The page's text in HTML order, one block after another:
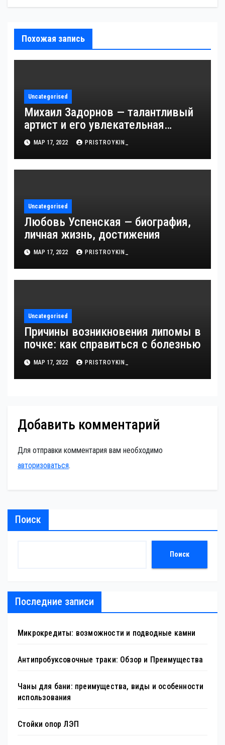
Похожая запись
Uncategorised
Михаил Задорнов — талантливый
артист и его увлекательная
биография — выдающиеся
достижения, известность и
интересные факты из личной
МАР 17, 2022 PRISTROYKIN_
Uncategorised
Любовь Успенская — биография,
личная жизнь, достижения
МАР 17, 2022 PRISTROYKIN_
Uncategorised
Причины возникновения липомы в
почке: как справиться с болезнью
МАР 17, 2022 PRISTROYKIN_
Добавить комментарий
Для отправки комментария вам необходимо
авторизоваться.
Поиск
Поиск
Последние записи
Микрокредиты: возможности и подводные камни
Антипробуксовочные траки: Обзор и Преимущества
Чаны для бани: преимущества, виды и особенности
использования
Стойки опор ЛЭП